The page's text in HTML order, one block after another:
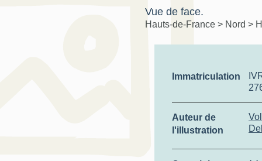
Vue de face.
Hauts-de-France > Nord >
Immatriculation
Auteur de
l'illustration